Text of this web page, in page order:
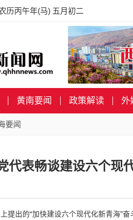
历丙午年(马) 五月初二
黄南要闻 政策解读 外
要闻
代表畅谈建设六个现
提出的“加快建设六个现代化新青海”